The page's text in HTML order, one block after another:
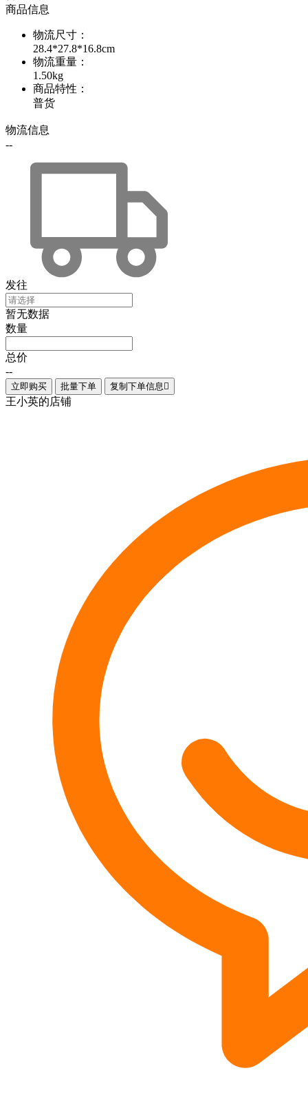
商品信息
物流尺寸 ：
28.4*27.8*16.8cm
物流重量 ：
1.50kg
商品特性 ：
普货
物流信息
--
发往
暂无数据
数量
总价
--
立即购买 批量下单 复制下单信息 
王小英的店铺